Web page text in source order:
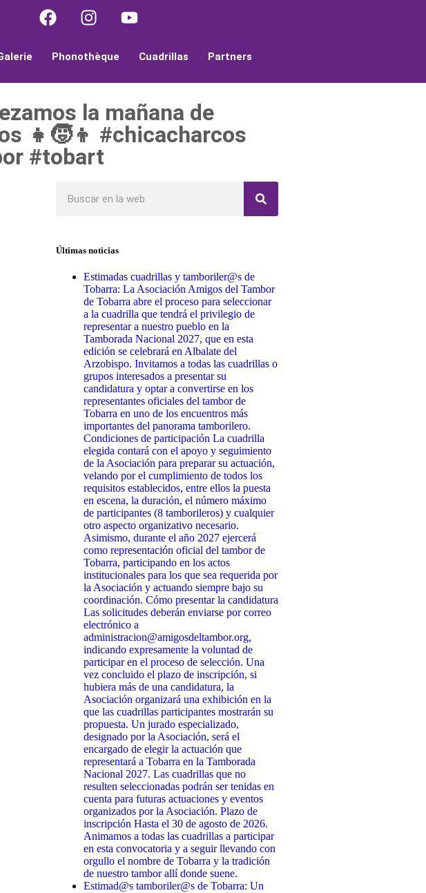
Phonothèque Cuadrillas Partners
la mañana de
👧🧒👦 #chicacharcos
#tobart
Últimas noticias
Estimadas cuadrillas y tamboriler@s de
Tobarra: La Asociación Amigos del Tambor
de Tobarra abre el proceso para seleccionar
a la cuadrilla que tendrá el privilegio de
representar a nuestro pueblo en la
Tamborada Nacional 2027, que en esta
edición se celebrará en Albalate del
Arzobispo. Invitamos a todas las cuadrillas o
grupos interesados a presentar su
candidatura y optar a convertirse en los
representantes oficiales del tambor de
Tobarra en uno de los encuentros más
importantes del panorama tamborilero.
Condiciones de participación La cuadrilla
elegida contará con el apoyo y seguimiento
de la Asociación para preparar su actuación,
velando por el cumplimiento de todos los
requisitos establecidos, entre ellos la puesta
en escena, la duración, el número máximo
de participantes (8 tamborileros) y cualquier
otro aspecto organizativo necesario.
Asimismo, durante el año 2027 ejercerá
como representación oficial del tambor de
Tobarra, participando en los actos
institucionales para los que sea requerida por
la Asociación y actuando siempre bajo su
coordinación. Cómo presentar la candidatura
Las solicitudes deberán enviarse por correo
electrónico a
administracion@amigosdeltambor.org,
indicando expresamente la voluntad de
participar en el proceso de selección. Una
vez concluido el plazo de inscripción, si
hubiera más de una candidatura, la
Asociación organizará una exhibición en la
que las cuadrillas participantes mostrarán su
propuesta. Un jurado especializado,
designado por la Asociación, será el
encargado de elegir la actuación que
representará a Tobarra en la Tamborada
Nacional 2027. Las cuadrillas que no
resulten seleccionadas podrán ser tenidas en
cuenta para futuras actuaciones y eventos
organizados por la Asociación. Plazo de
inscripción Hasta el 30 de agosto de 2026.
Animamos a todas las cuadrillas a participar
en esta convocatoria y a seguir llevando con
orgullo el nombre de Tobarra y la tradición
de nuestro tambor allí donde suene.
Estimad@s tamboriler@s de Tobarra: Un